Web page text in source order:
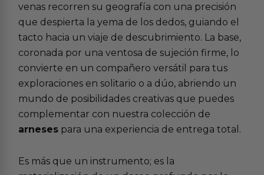
venas recorren su geografía con una precisión
que despierta la yema de los dedos, guiando el
tacto hacia un viaje de descubrimiento. La base,
coronada por una ventosa de sujeción firme, lo
convierte en un compañero versátil para tus
exploraciones en solitario o a dúo, abriendo un
mundo de posibilidades creativas que puedes
complementar con nuestra colección de
arneses para una experiencia de entrega total.
Es más que un instrumento; es la